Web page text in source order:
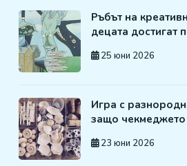
Ръбът на
децата достигат
25 юни 2026
Игра с
защо
23 юни 2026